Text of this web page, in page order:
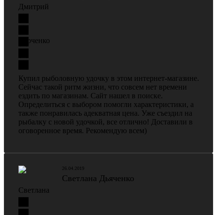
Купил рыболовную удочку в этом интернет-магазине.
Сейчас такой ритм жизни, что совсем нет времени
ездить по магазинам. Сайт нашел в поиске.
Определиться с выбором помогли характеристики, а
также понравилась адекватная цена. Уже съездил на
рыбалку с новой удочкой, все отлично! Доставили в
оговоренное время. Рекомендую всем)
26.04.2019
Светлана Дьяченко